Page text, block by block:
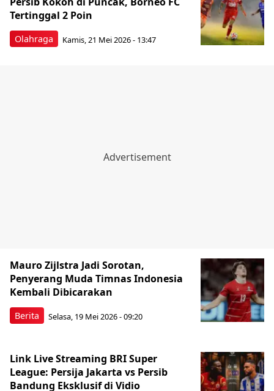
Olahraga
Tertinggal 2 Poin
Kamis, 21 Mei 2026 - 13:47
Berita
Mauro Zijlstra Jadi Sorotan,
Penyerang Muda Timnas Indonesia
Kembali Dibicarakan
Selasa, 19 Mei 2026 - 09:20
Link Live Streaming BRI Super
League: Persija Jakarta vs Persib
Bandung Eksklusif di Vidio